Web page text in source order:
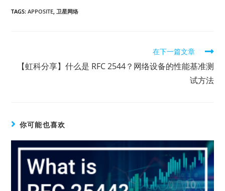
TAGS:APPOSITE 卫星网络
在下一篇文章
【虹科分享】什么是 RFC 2544？网络设备的性能基准测
试方法
你可能也喜欢